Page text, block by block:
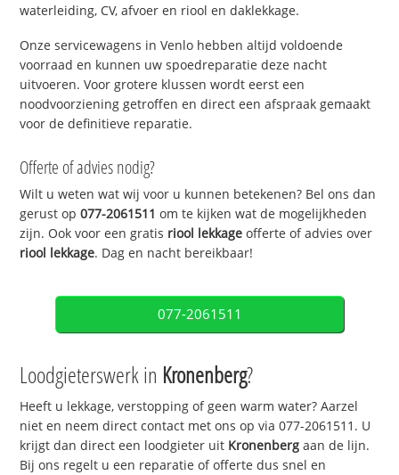
waterleiding, CV, afvoer en riool en daklekkage.
Onze servicewagens in Venlo hebben altijd voldoende
voorraad en kunnen uw spoedreparatie deze nacht
uitvoeren. Voor grotere klussen wordt eerst een
noodvoorziening getroffen en direct een afspraak gemaakt
voor de definitieve reparatie.
Offerte of advies nodig?
Wilt u weten wat wij voor u kunnen betekenen? Bel ons dan
gerust op077-2061511 om te kijken wat de mogelijkheden
zijn. Ook voor een gratis riool lekkage offerte of advies over
riool lekkage. Dag en nacht bereikbaar!
077-2061511
Loodgieterswerk in Kronenberg?
Heeft u lekkage, verstopping of geen warm water? Aarzel
niet en neem direct contact met ons op via 077-2061511. U
krijgt dan direct een loodgieter uit Kronenberg aan de lijn.
Bij ons regelt u een reparatie of offerte dus snel en